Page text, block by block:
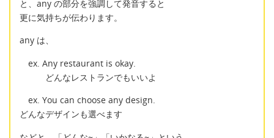
と、any の部分を強調して発音すると
更に気持ちが伝わります。
any は、
ex. Any restaurant is okay.
どんなレストランでもいいよ
ex. You can choose any design.
どんなデザインも選べます